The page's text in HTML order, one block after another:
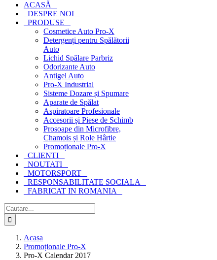
ACASĂ
DESPRE NOI
PRODUSE
Cosmetice Auto Pro-X
Detergenți pentru Spălătorii
Auto
Lichid Spălare Parbriz
Odorizante Auto
Antigel Auto
Pro-X Industrial
Sisteme Dozare și Spumare
Aparate de Spălat
Aspiratoare Profesionale
Accesorii și Piese de Schimb
Prosoape din Microfibre,
Chamois și Role Hârtie
Promoționale Pro-X
CLIENTI
NOUTATI
MOTORSPORT
RESPONSABILITATE SOCIALA
FABRICAT IN ROMANIA
Cautare...
Acasa
Promoționale Pro-X
Pro-X Calendar 2017